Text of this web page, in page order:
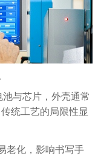
与芯片，外壳通常
统工艺的局限性显
老化，影响书写手